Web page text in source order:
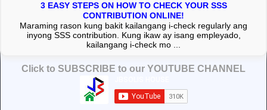
3 EASY STEPS ON HOW TO CHECK YOUR SSS
CONTRIBUTION ONLINE!
Maraming rason kung bakit kailangang i-check regularly ang
inyong SSS contribution. Kung ikaw ay isang empleyado,
kailangang i-check mo ...
Click to SUBSCRIBE to our YOUTUBE CHANNEL